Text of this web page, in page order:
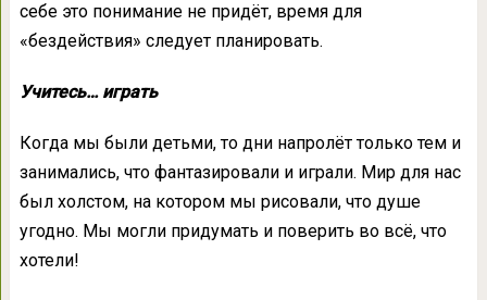
себе это понимание не придёт, время для
«бездействия» следует планировать.
Учитесь… играть
Когда мы были детьми, то дни напролёт только тем и
занимались, что фантазировали и играли. Мир для нас
был холстом, на котором мы рисовали, что душе
угодно. Мы могли придумать и поверить во всё, что
хотели!